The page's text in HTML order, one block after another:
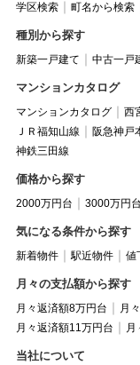
学区検索 町名から検索
種別から探す
新築一戸建て 中古一戸
マンションカタログ
マンションカタログ 西
ＪＲ福知山線
阪急神戸
神鉄三田線
価格から探す
2000万円台 3000万円台
気になる条件から探す
新着物件 駅近物件 値
月々の支払額から探す
月々返済額8万円台 月
月々返済額11万円台
月
当社について